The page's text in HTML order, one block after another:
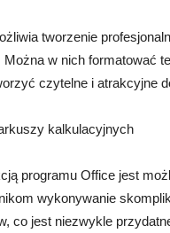
tworzenie
Można w nich formatować
czytelne i atrakcyjne
kalkulacyjnych
programu Office jest
wykonywanie
co jest niezwykle